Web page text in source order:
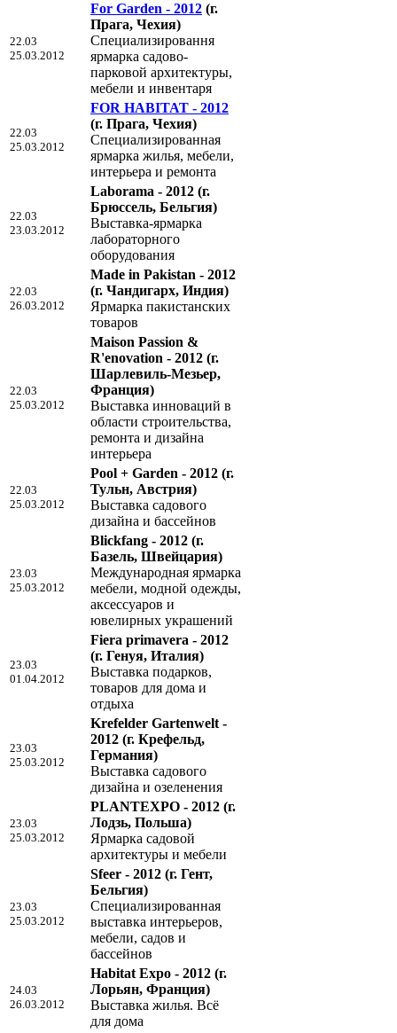
22.03
25.03.2012
For Garden - 2012 (г.
Прага, Чехия)
Специализировання
ярмарка садово-
парковой архитектуры,
мебели и инвентаря
22.03
25.03.2012
FOR HABITAT - 2012
(г. Прага, Чехия)
Специализированная
ярмарка жилья, мебели,
интерьера и ремонта
22.03
23.03.2012
Laborama - 2012 (г.
Брюссель, Бельгия)
Выставка-ярмарка
лабораторного
оборудования
22.03
26.03.2012
Made in Pakistan - 2012
(г. Чандигарх, Индия)
Ярмарка пакистанских
товаров
22.03
25.03.2012
Maison Passion &
R'enovation - 2012 (г.
Шарлевиль-Мезьер,
Франция)
Выставка инноваций в
области строительства,
ремонта и дизайна
интерьера
22.03
25.03.2012
Pool + Garden - 2012 (г.
Тульн, Австрия)
Выставка садового
дизайна и бассейнов
23.03
25.03.2012
Blickfang - 2012 (г.
Базель, Швейцария)
Международная ярмарка
мебели, модной одежды,
аксессуаров и
ювелирных украшений
23.03
01.04.2012
Fiera primavera - 2012
(г. Генуя, Италия)
Выставка подарков,
товаров для дома и
отдыха
23.03
25.03.2012
Krefelder Gartenwelt -
2012 (г. Крефельд,
Германия)
Выставка садового
дизайна и озеленения
23.03
25.03.2012
PLANTEXPO - 2012 (г.
Лодзь, Польша)
Ярмарка садовой
архитектуры и мебели
23.03
25.03.2012
Sfeer - 2012 (г. Гент,
Бельгия)
Специализированная
выставка интерьеров,
мебели, садов и
бассейнов
24.03
26.03.2012
Habitat Expo - 2012 (г.
Лорьян, Франция)
Выставка жилья. Всё
для дома